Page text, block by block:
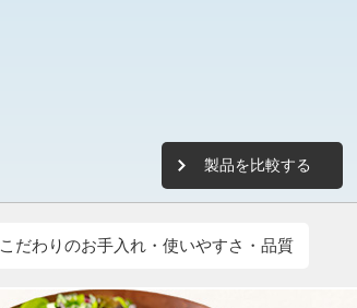
製品を比較する
こだわりのお手入れ・使いやすさ・品質